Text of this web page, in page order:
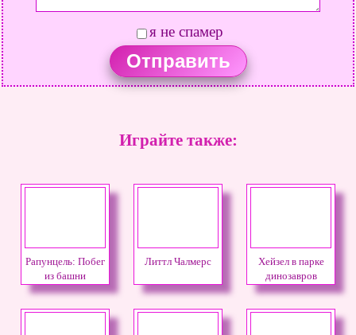
я не спамер
Играйте также:
Рапунцель: Побег
из башни
Литтл Чалмерс
Хейзел в парке
динозавров